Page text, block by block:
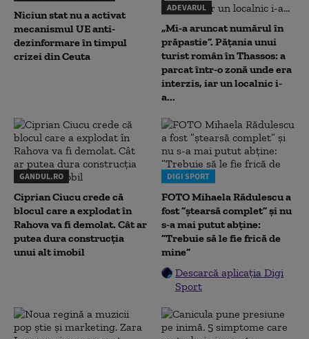
Niciun stat nu a activat
mecanismul UE anti-
dezinformare în timpul
crizei din Ceuta
ADEVARUL
„Mi-a aruncat numărul în
prăpastie”. Pățania unui
turist român în Thassos: a
parcat într-o zonă unde era
interzis, iar un localnic i-
a...
GANDUL.RO
Ciprian Ciucu crede că
blocul care a explodat în
Rahova va fi demolat. Cât ar
putea dura construcția
unui alt imobil
DIGI SPORT
FOTO Mihaela Rădulescu a
fost ”ștearsă complet” și nu
s-a mai putut abține:
”Trebuie să le fie frică de
mine”
Descarcă aplicația Digi
Sport